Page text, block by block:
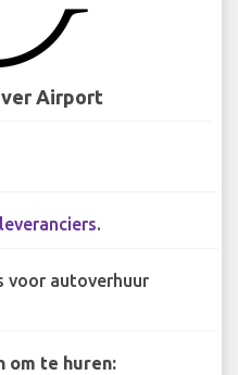
Airport
.
voor autoverhuur
om te huren: